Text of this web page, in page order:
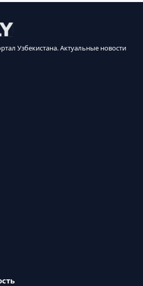
Узбекистана. Актуальные новости